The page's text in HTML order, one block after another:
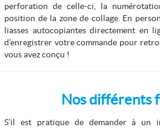
perforation de celle-ci, la
position de la zone de collage. En
liasses autocopiantes directement en
d’enregistrer votre commande pour
vous avez conçu !
Nos différents
S’il est pratique de demander à un